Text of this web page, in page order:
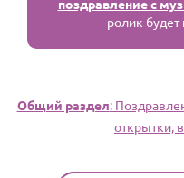
поздравление с
ролик будет
Общий раздел:
открытки,